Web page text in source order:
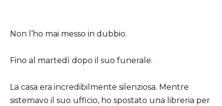
Non l’ho mai messo in dubbio.
Fino al martedì dopo il suo funerale.
La casa era incredibilmente silenziosa. Mentre
sistemavo il suo ufficio, ho spostato una libreria per